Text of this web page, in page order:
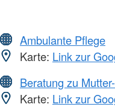
Ambulante Pflege
Karte: Link zur
Beratung zu
Karte: Link zur